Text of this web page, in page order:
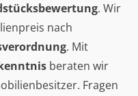
. Wir
nach
. Mit
beraten wir
Fragen